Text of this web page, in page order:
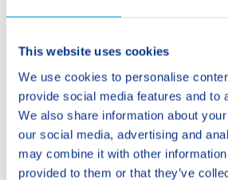
This website uses cookies
We use cookies to personalise
provide social media features and to
We also share information about
our social media, advertising and
may combine it with other information
provided to them or that they’ve
Testimonianze
La giornata tipo di...